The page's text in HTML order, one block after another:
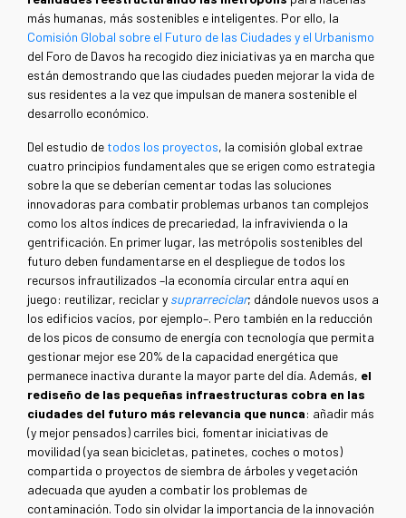
más humanas, más sostenibles e inteligentes. Por ello, la
Comisión Global sobre el Futuro de las Ciudades y el Urbanismo
del Foro de Davos ha recogido diez iniciativas ya en marcha que
están demostrando que las ciudades pueden mejorar la vida de
sus residentes a la vez que impulsan de manera sostenible el
desarrollo económico.
Del estudio de todos los proyectos, la comisión global extrae
cuatro principios fundamentales que se erigen como estrategia
sobre la que se deberían cementar todas las soluciones
innovadoras para combatir problemas urbanos tan complejos
como los altos índices de precariedad, la infravivienda o la
gentrificación. En primer lugar, las metrópolis sostenibles del
futuro deben fundamentarse en el despliegue de todos los
recursos infrautilizados –la economía circular entra aquí en
juego: reutilizar, reciclar y suprarreciclar; dándole nuevos usos a
los edificios vacíos, por ejemplo–. Pero también en la reducción
de los picos de consumo de energía con tecnología que permita
gestionar mejor ese 20% de la capacidad energética que
permanece inactiva durante la mayor parte del día. Además, el
rediseño de las pequeñas infraestructuras cobra en las
ciudades del futuro más relevancia que nunca: añadir más
(y mejor pensados) carriles bici, fomentar iniciativas de
movilidad (ya sean bicicletas, patinetes, coches o motos)
compartida o proyectos de siembra de árboles y vegetación
adecuada que ayuden a combatir los problemas de
contaminación. Todo sin olvidar la importancia de la innovación